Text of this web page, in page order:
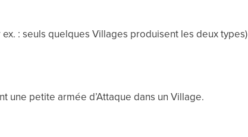
: seuls quelques Villages produisent les deux types)
une petite armée d’Attaque dans un Village.